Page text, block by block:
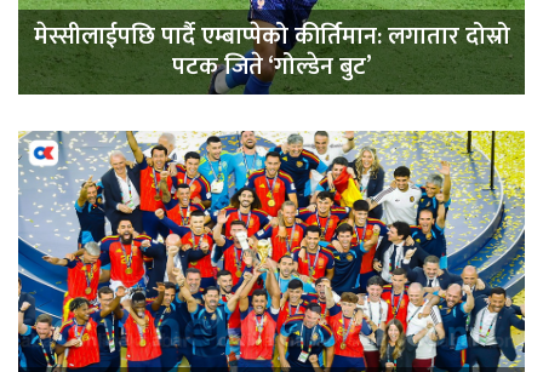
मेस्सीलाईपछि पार्दै एम्बाप्पेको कीर्तिमान: लगातार दोस्रो
पटक जिते ‘गोल्डेन बुट’